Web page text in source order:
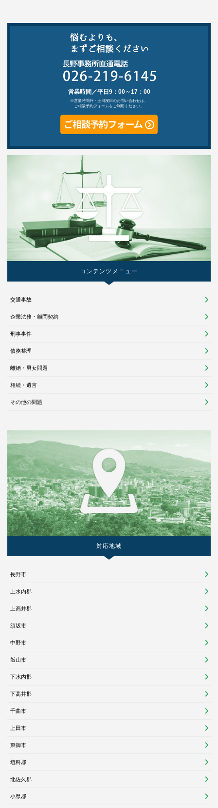
営業時間／平日9：00～17：00
※営業時間外・土日祝日のお問い合わせは、
ご相談予約フォームをご利用ください。
コンテンツメニュー
交通事故
企業法務・顧問契約
刑事事件
債務整理
離婚・男女問題
相続・遺言
その他の問題
対応地域
長野市
上水内郡
上高井郡
須坂市
中野市
飯山市
下水内郡
下高井郡
千曲市
上田市
東御市
埴科郡
北佐久郡
小県郡